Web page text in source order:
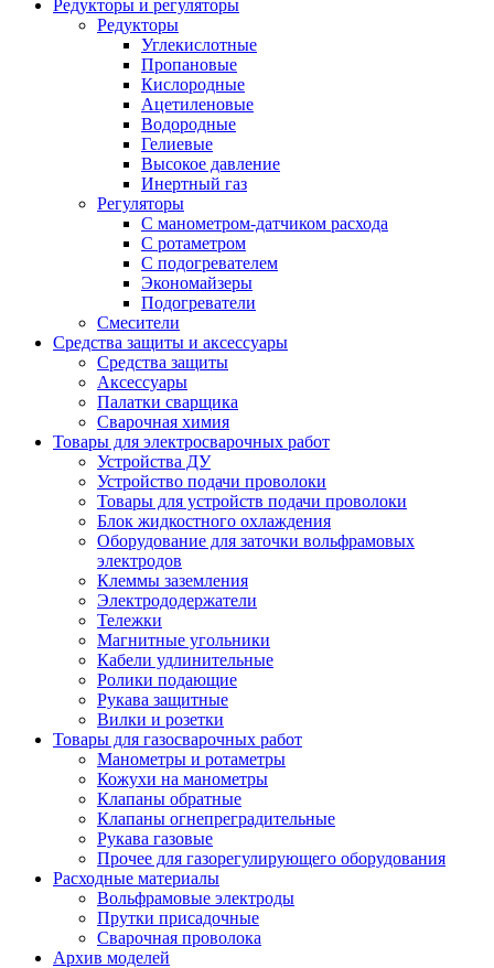
Редукторы и регуляторы
Редукторы
Углекислотные
Пропановые
Кислородные
Ацетиленовые
Водородные
Гелиевые
Высокое давление
Инертный газ
Регуляторы
С манометром-датчиком расхода
С ротаметром
С подогревателем
Экономайзеры
Подогреватели
Смесители
Средства защиты и аксессуары
Средства защиты
Аксессуары
Палатки сварщика
Сварочная химия
Товары для электросварочных работ
Устройства ДУ
Устройство подачи проволоки
Товары для устройств подачи проволоки
Блок жидкостного охлаждения
Оборудование для заточки вольфрамовых
электродов
Клеммы заземления
Электрододержатели
Тележки
Магнитные угольники
Кабели удлинительные
Ролики подающие
Рукава защитные
Вилки и розетки
Товары для газосварочных работ
Манометры и ротаметры
Кожухи на манометры
Клапаны обратные
Клапаны огнепреградительные
Рукава газовые
Прочее для газорегулирующего оборудования
Расходные материалы
Вольфрамовые электроды
Прутки присадочные
Сварочная проволока
Архив моделей